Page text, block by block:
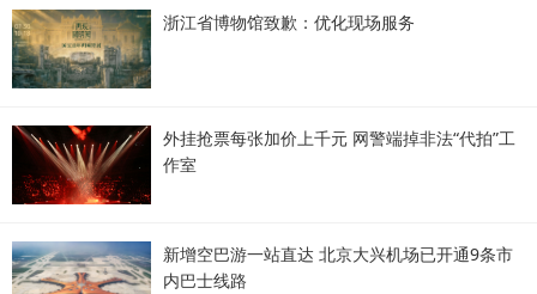
浙江省博物馆致歉：优化现场服务
外挂抢票每张加价上千元 网警端掉非法“代拍”工
作室
新增空巴游一站直达 北京大兴机场已开通9条市
内巴士线路